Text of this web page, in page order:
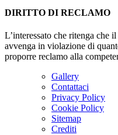
DIRITTO DI RECLAMO
L’interessato che ritenga che
avvenga in violazione di
proporre reclamo alla
Gallery
Contattaci
Privacy Policy
Cookie Policy
Sitemap
Crediti